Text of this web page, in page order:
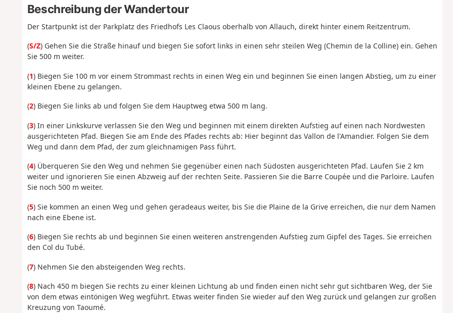
Beschreibung der Wandertour
Der Startpunkt ist der Parkplatz des Friedhofs Les Claous oberhalb von Allauch, direkt hinter einem Reitzentrum.
(S/Z) Gehen Sie die Straße hinauf und biegen Sie sofort links in einen sehr steilen Weg (Chemin de la Colline) ein. Gehen
Sie 500 m weiter.
(1) Biegen Sie 100 m vor einem Strommast rechts in einen Weg ein und beginnen Sie einen langen Abstieg, um zu einer
kleinen Ebene zu gelangen.
(2) Biegen Sie links ab und folgen Sie dem Hauptweg etwa 500 m lang.
(3) In einer Linkskurve verlassen Sie den Weg und beginnen mit einem direkten Aufstieg auf einen nach Nordwesten
ausgerichteten Pfad. Biegen Sie am Ende des Pfades rechts ab: Hier beginnt das Vallon de l'Amandier. Folgen Sie dem
Weg und dann dem Pfad, der zum gleichnamigen Pass führt.
(4) Überqueren Sie den Weg und nehmen Sie gegenüber einen nach Südosten ausgerichteten Pfad. Laufen Sie 2 km
weiter und ignorieren Sie einen Abzweig auf der rechten Seite. Passieren Sie die Barre Coupée und die Parloire. Laufen
Sie noch 500 m weiter.
(5) Sie kommen an einen Weg und gehen geradeaus weiter, bis Sie die Plaine de la Grive erreichen, die nur dem Namen
nach eine Ebene ist.
(6) Biegen Sie rechts ab und beginnen Sie einen weiteren anstrengenden Aufstieg zum Gipfel des Tages. Sie erreichen
den Col du Tubé.
(7) Nehmen Sie den absteigenden Weg rechts.
(8) Nach 450 m biegen Sie rechts zu einer kleinen Lichtung ab und finden einen nicht sehr gut sichtbaren Weg, der Sie
von dem etwas eintönigen Weg wegführt. Etwas weiter finden Sie wieder auf den Weg zurück und gelangen zur großen
Kreuzung von Taoumé.